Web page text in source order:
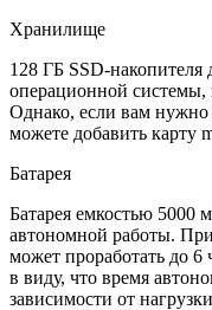
Хранилище
128 ГБ SSD-накопителя
операционной
Однако, если вам нужно
можете добавить карту
Батарея
Батарея емкостью 5000
автономной работы.
может проработать до 6
в виду, что время
зависимости от